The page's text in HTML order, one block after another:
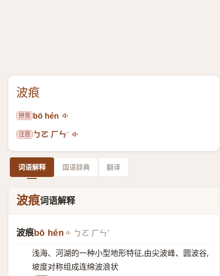
波痕
拼音 bō hén
注音 ㄅㄛ ㄏㄣˊ
词语解释 国语辞典 翻译
波痕词语解释
波痕bō hén ㄅㄛ ㄏㄣˊ
浅海、河湖的一种小型地形特征,由尖波峰、圆波谷,
坡度对称组成连绵波浪状